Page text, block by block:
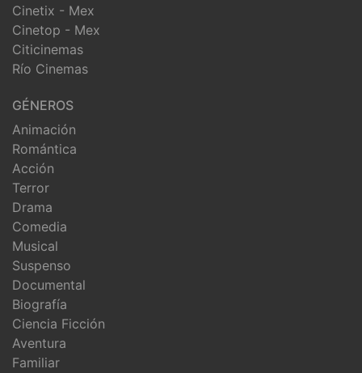
Cinetix - Mex
Cinetop - Mex
Citicinemas
Río Cinemas
GÉNEROS
Animación
Romántica
Acción
Terror
Drama
Comedia
Musical
Suspenso
Documental
Biografía
Ciencia Ficción
Aventura
Familiar